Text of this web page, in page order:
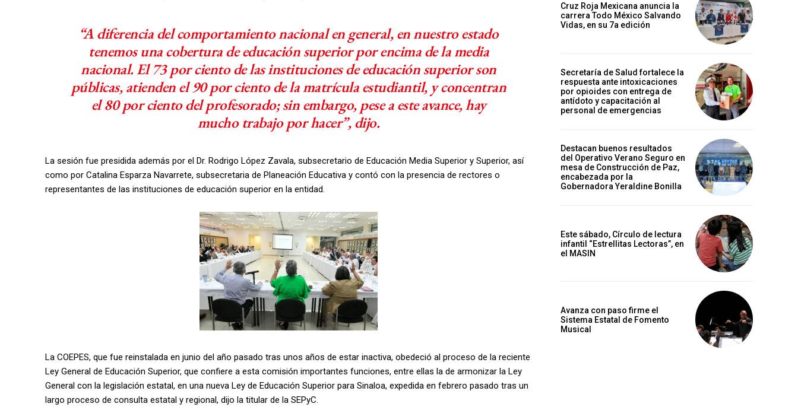
“A diferencia del comportamiento nacional en general, en nuestro estado
tenemos una cobertura de educación superior por encima de la media
nacional. El 73 por ciento de las instituciones de educación superior son
públicas, atienden el 90 por ciento de la matrícula estudiantil, y concentran
el 80 por ciento del profesorado; sin embargo, pese a este avance, hay
mucho trabajo por hacer”, dijo.
La sesión fue presidida además por el Dr. Rodrigo López Zavala, subsecretario de Educación Media Superior y Superior, así
como por Catalina Esparza Navarrete, subsecretaria de Planeación Educativa y contó con la presencia de rectores o
representantes de las instituciones de educación superior en la entidad.
La COEPES, que fue reinstalada en junio del año pasado tras unos años de estar inactiva, obedeció al proceso de la reciente
Ley General de Educación Superior, que confiere a esta comisión importantes funciones, entre ellas la de armonizar la Ley
General con la legislación estatal, en una nueva Ley de Educación Superior para Sinaloa, expedida en febrero pasado tras un
largo proceso de consulta estatal y regional, dijo la titular de la SEPyC.
Cruz Roja Mexicana anuncia la
carrera Todo México Salvando
Vidas, en su 7a edición
Secretaría de Salud fortalece la
respuesta ante intoxicaciones
por opioides con entrega de
antídoto y capacitación al
personal de emergencias
Destacan buenos resultados
del Operativo Verano Seguro en
mesa de Construcción de Paz,
encabezada por la
Gobernadora Yeraldine Bonilla
Este sábado, Círculo de lectura
infantil “Estrellitas Lectoras”, en
el MASIN
Avanza con paso firme el
Sistema Estatal de Fomento
Musical